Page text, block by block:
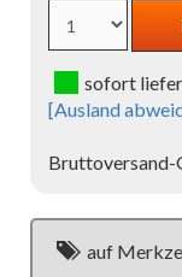
sofort
[Ausland
Bruttoversand-
auf